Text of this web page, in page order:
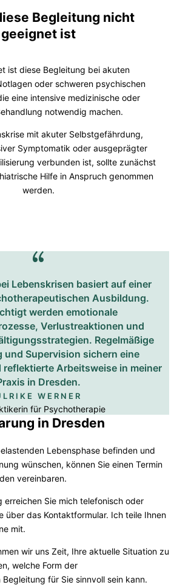
Begleitung nicht
geeignet ist
ist diese Begleitung bei akuten
oder schweren psychischen
eine intensive medizinische oder
notwendig machen.
mit akuter Selbstgefährdung,
Symptomatik oder ausgeprägter
verbunden ist, sollte zunächst
Hilfe in Anspruch genommen
werden.
Lebenskrisen basiert auf einer
Ausbildung.
werden emotionale
Verlustreaktionen und
Regelmäßige
und Supervision sichern eine
Arbeitsweise in meiner
in Dresden.
WERNER
für Psychotherapie
in Dresden
Lebensphase befinden und
wünschen, können Sie einen Termin
vereinbaren.
erreichen Sie mich telefonisch oder
über das Kontaktformular. Ich teile Ihnen
mit.
wir uns Zeit, Ihre aktuelle Situation zu
welche Form der
für Sie sinnvoll sein kann.